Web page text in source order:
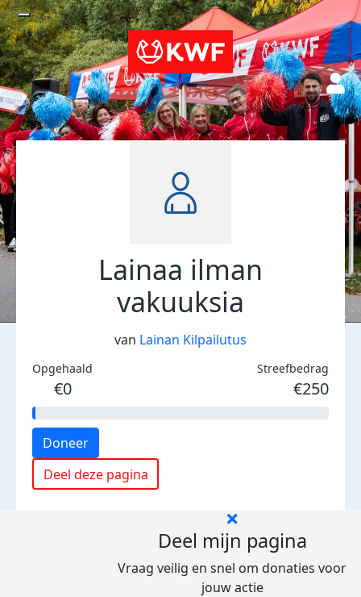
Lainaa ilman
vakuuksia
van Lainan Kilpailutus
Opgehaald
€0
Streefbedrag
€250
Doneer
Deel deze pagina
Deel mijn pagina
Vraag veilig en snel om donaties voor
jouw actie